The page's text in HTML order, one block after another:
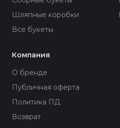
Шляпные коробки
Все букеты
Компания
О бренде
Публичная оферта
Политика ПД
Возврат